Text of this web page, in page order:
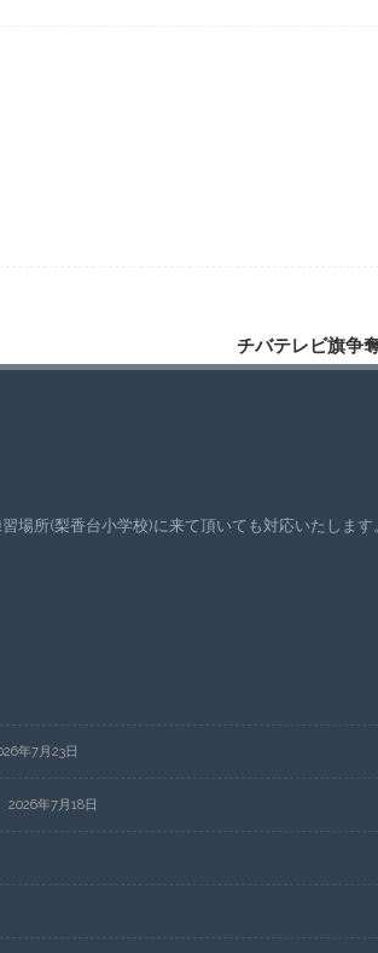
チバテレビ旗争
場所(梨香台小学校)に来て頂いても対応いたします
年7月23日
2026年7月18日